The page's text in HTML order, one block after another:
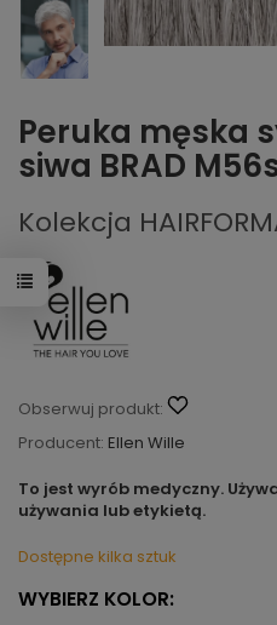
Peruka męska
siwa BRAD
Kolekcja
Obserwuj produkt:
Producent: Ellen Wille
To jest wyrób medyczny.
używania lub etykietą.
Dostępne kilka sztuk
WYBIERZ KOLOR: